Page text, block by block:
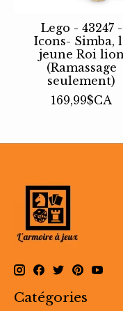
Lego - 43247 -
Icons- Simba,
jeune Roi lion
(Ramassage
seulement)
169,99$CA
Catégories